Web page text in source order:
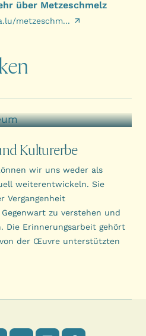
über Metzeschmelz
metzeschm...
Kulturerbe
wir uns weder als
weiterentwickeln. Sie
Vergangenheit
zu verstehen und
Erinnerungsarbeit gehört
der Œuvre unterstützten